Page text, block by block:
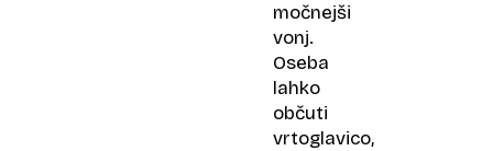
močnejši
vonj.
Oseba
lahko
občuti
vrtoglavico,